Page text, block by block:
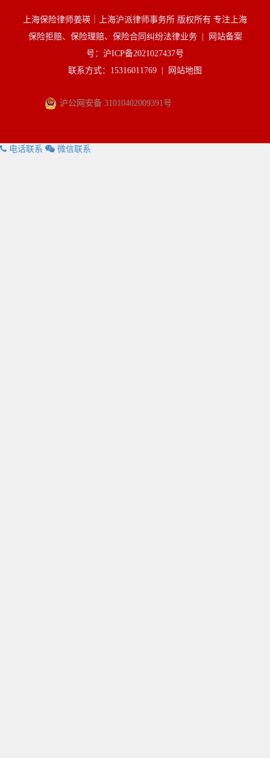
上海保险律师姜瑛｜上海沪派律师事务所 版权所有 专注上海
保险拒赔、保险理赔、保险合同纠纷法律业务 |
网站备案
号：沪ICP备2021027437号
联系方式：15316011769 |
网站地图
沪公网安备 31010402009391号
电话联系 微信联系